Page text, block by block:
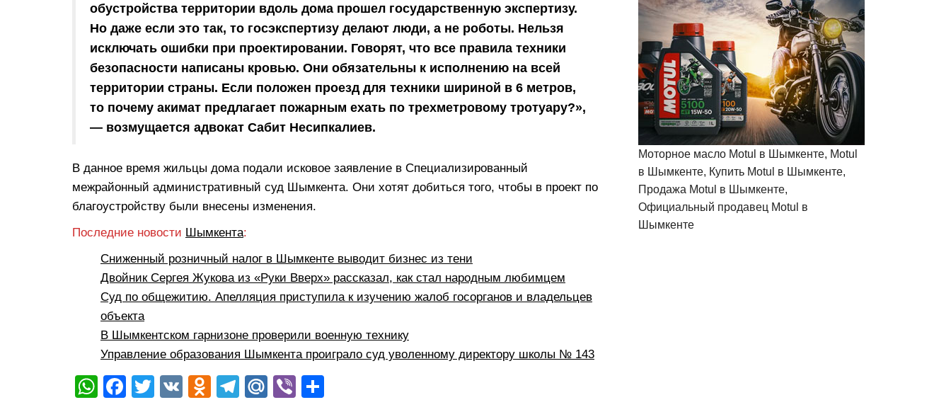
обустройства территории вдоль дома прошел государственную экспертизу.
Но даже если это так, то госэкспертизу делают люди, а не роботы. Нельзя
исключать ошибки при проектировании. Говорят, что все правила техники
безопасности написаны кровью. Они обязательны к исполнению на всей
территории страны. Если положен проезд для техники шириной в 6 метров,
то почему акимат предлагает пожарным ехать по трехметровому тротуару?»,
— возмущается адвокат Сабит Несипкалиев.
В данное время жильцы дома подали исковое заявление в Специализированный
межрайонный административный суд Шымкента. Они хотят добиться того, чтобы в проект по
благоустройству были внесены изменения.
Последние новости Шымкента:
Сниженный розничный налог в Шымкенте выводит бизнес из тени
Двойник Сергея Жукова из «Руки Вверх» рассказал, как стал народным любимцем
Суд по общежитию. Апелляция приступила к изучению жалоб госорганов и владельцев
объекта
В Шымкентском гарнизоне проверили военную технику
Управление образования Шымкента проиграло суд уволенному директору школы № 143
W F
T
V
O
T
M Vi
Моторное масло Motul в Шымкенте, Motul
в Шымкенте, Купить Motul в Шымкенте,
Продажа Motul в Шымкенте,
Официальный продавец Motul в
Шымкенте